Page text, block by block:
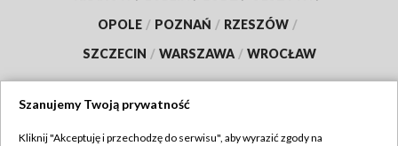
OPOLE / POZNAŃ / RZESZÓW /
SZCZECIN / WARSZAWA / WROCŁAW
Dołącz do nas:
Szanujemy Twoją prywatność
Kliknij "Akceptuję i przechodzę do serwisu", aby wyrazić zgody na